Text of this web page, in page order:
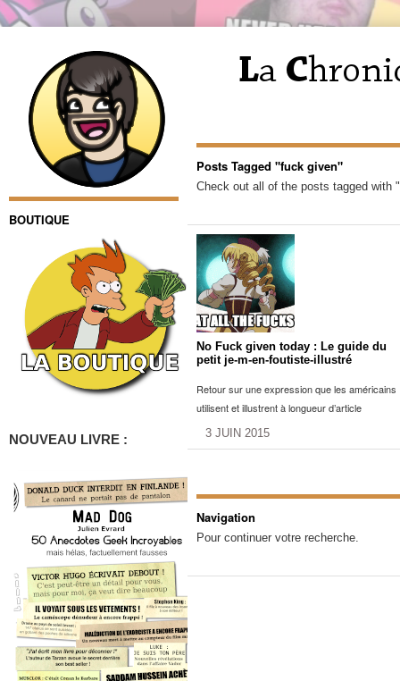
BOUTIQUE
NOUVEAU LIVRE :
Posts Tagged "fuck given"
Check out all of the posts tagged with
No Fuck given today : Le guide du
petit je-m-en-foutiste-illustré
Retour sur une expression que les américains
utilisent et illustrent à longueur d’article
3 JUIN 2015
Navigation
Pour continuer votre recherche.